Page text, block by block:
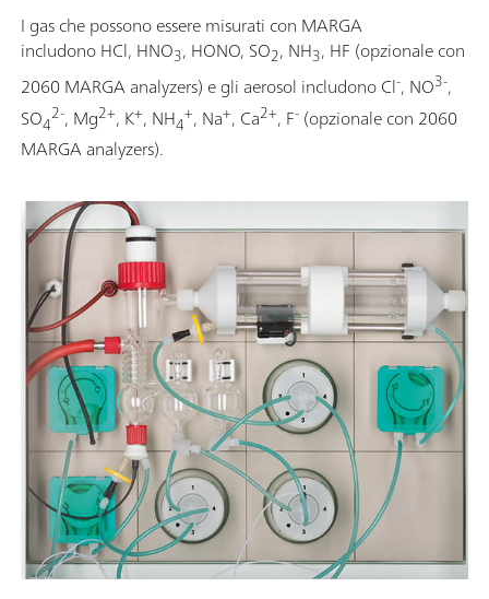
I gas che possono essere misurati con MARGA
includono HCl, HNO3, HONO, SO2, NH3, HF (opzionale con
2060 MARGA analyzers) e gli aerosol includono Cl-, NO3-,
SO42-, Mg2+, K+, NH4+, Na+, Ca2+, F- (opzionale con 2060
MARGA analyzers).